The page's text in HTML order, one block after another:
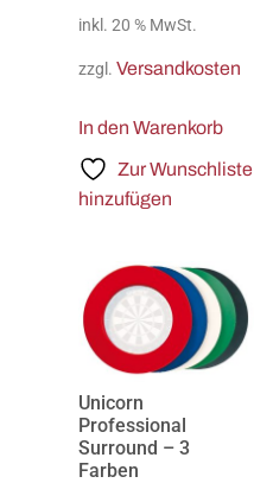
inkl. 20 % MwSt.
zzgl. Versandkosten
In den Warenkorb
Zur Wunschliste
hinzufügen
Unicorn
Professional
Surround – 3
Farben